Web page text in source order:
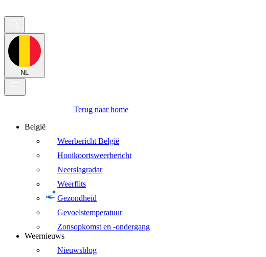
NL
Terug naar home
België
Weerbericht België
Hooikoortsweerbericht
Neerslagradar
Weerflits
Gezondheid
Gevoelstemperatuur
Zonsopkomst en -ondergang
Weernieuws
Nieuwsblog